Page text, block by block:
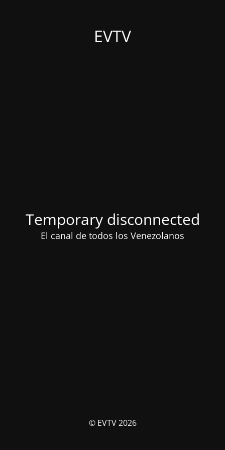
EVTV
Temporary disconnected
El canal de todos los Venezolanos
© EVTV 2026